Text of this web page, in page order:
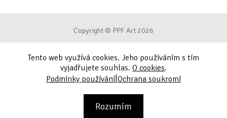
Copyright © PPF Art 2026
Podmínky používání
Ochrana soukromí
Tento web využívá cookies. Jeho používáním s tím
vyjadřujete souhlas. O cookies.
Podmínky používání|Ochrana soukromí
Rozumím